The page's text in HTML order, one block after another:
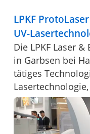
LPKF
UV-
Die LPKF Laser
in Garbsen bei
tätiges